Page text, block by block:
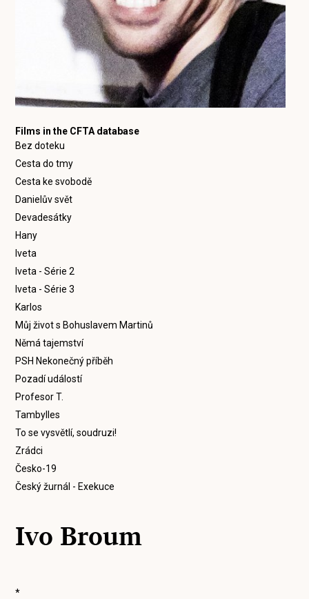
Films in the CFTA database
Bez doteku
Cesta do tmy
Cesta ke svobodě
Danielův svět
Devadesátky
Hany
Iveta
Iveta - Série 2
Iveta - Série 3
Karlos
Můj život s Bohuslavem Martinů
Němá tajemství
PSH Nekonečný příběh
Pozadí událostí
Profesor T.
Tambylles
To se vysvětlí, soudruzi!
Zrádci
Česko-19
Český žurnál - Exekuce
Ivo Broum
*